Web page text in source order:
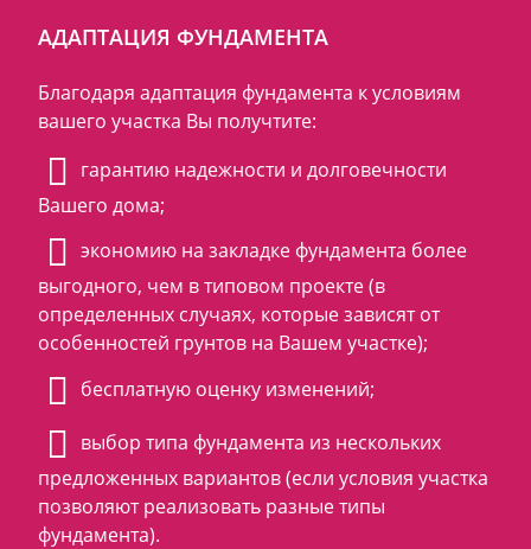
АДАПТАЦИЯ ФУНДАМЕНТА
Благодаря адаптация фундамента к условиям
вашего участка Вы получтите:
гарантию надежности и долговечности
Вашего дома;
экономию на закладке фундамента более
выгодного, чем в типовом проекте (в
определенных случаях, которые зависят от
особенностей грунтов на Вашем участке);
бесплатную оценку изменений;
выбор типа фундамента из нескольких
предложенных вариантов (если условия участка
позволяют реализовать разные типы
фундамента).